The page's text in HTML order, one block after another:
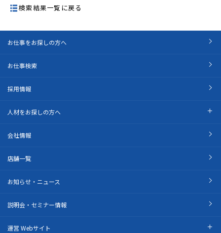
検索結果一覧に戻る
お仕事をお探しの方へ
お仕事検索
採用情報
人材をお探しの方へ
会社情報
店舗一覧
お知らせ・ニュース
説明会・セミナー情報
運営 Webサイト